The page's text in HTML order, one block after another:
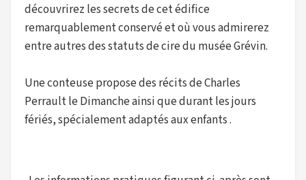
découvrirez les secrets de cet édifice
remarquablement conservé et où vous admirerez
entre autres des statuts de cire du musée Grévin.
Une conteuse propose des récits de Charles
Perrault le Dimanche ainsi que durant les jours
fériés, spécialement adaptés aux enfants .